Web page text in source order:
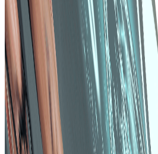
Conformitatea cu reglementările
Verificările de conformitate
respectarea reglementărilor și
sănătății. Pistele de audit
responsabilitatea în activitățile